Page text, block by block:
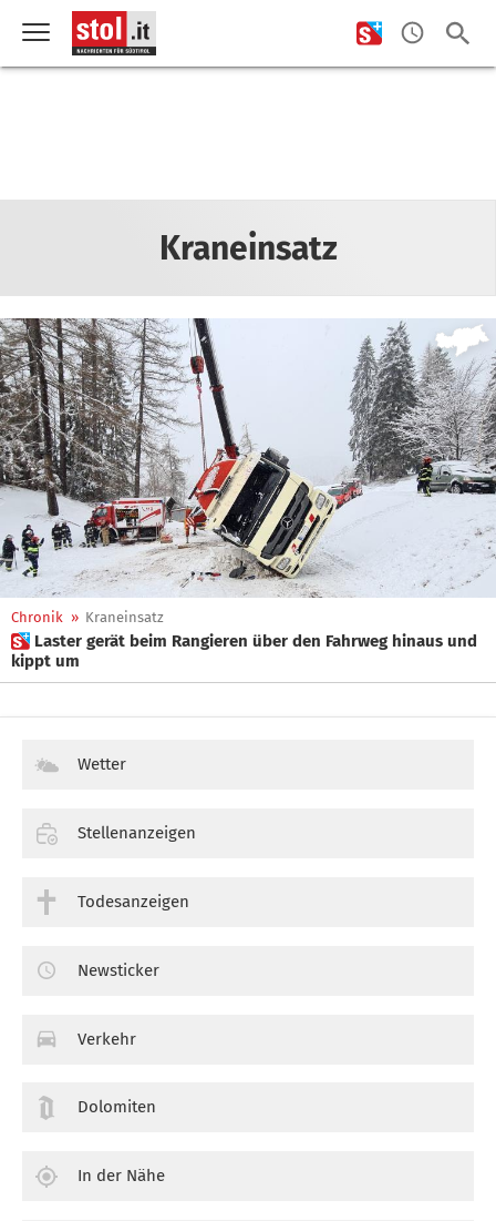
Kraneinsatz
Chronik » Kraneinsatz
 Laster gerät beim Rangieren über den Fahrweg hinaus und
kippt um
Wetter
Stellenanzeigen
Todesanzeigen
Newsticker
Verkehr
Dolomiten
In der Nähe